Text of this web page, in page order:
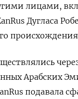
лицами,
Дугласа
Арабских
подавала